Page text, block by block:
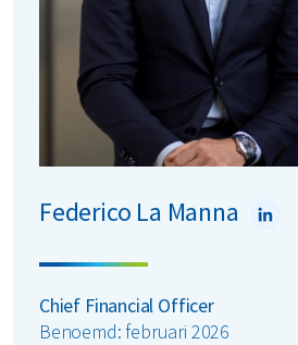
Federico La Manna
Chief Financial Officer
Benoemd: februari 2026